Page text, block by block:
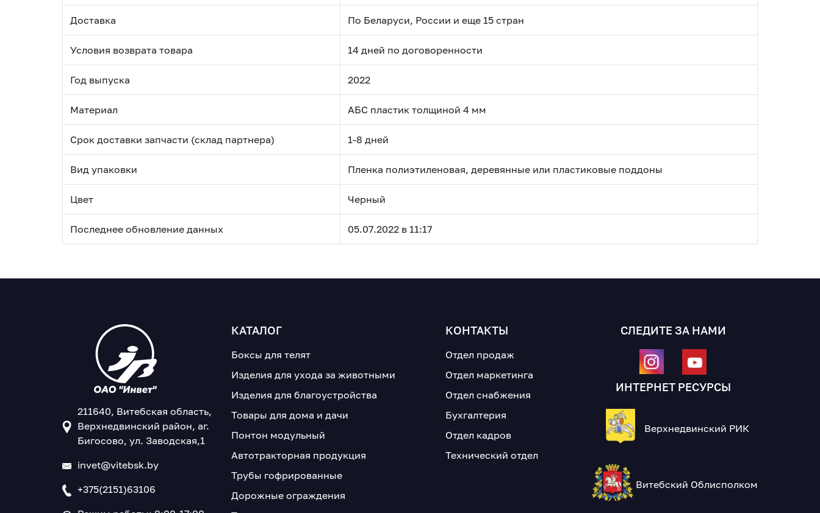
Доставка По Беларуси, России и еще 15 стран
Условия возврата товара 14 дней по договоренности
Год выпуска 2022
Материал АБС пластик толщиной 4 мм
Срок доставки запчасти (склад партнера) 1-8 дней
Вид упаковки Пленка полиэтиленовая, деревянные или пластиковые поддоны
Цвет Черный
Последнее обновление данных 05.07.2022 в 11:17
211640, Витебская область,
Верхнедвинский район, аг.
Бигосово, ул. Заводская,1
invet@vitebsk.by
+375(2151)63106
КАТАЛОГ
Боксы для телят
Изделия для ухода за животными
Изделия для благоустройства
Товары для дома и дачи
Понтон модульный
Автотракторная продукция
Трубы гофрированные
Дорожные ограждения
КОНТАКТЫ
Отдел продаж
Отдел маркетинга
Отдел снабжения
Бухгалтерия
Отдел кадров
Технический отдел
СЛЕДИТЕ ЗА НАМИ
ИНТЕРНЕТ РЕСУРСЫ
Верхнедвинский РИК
Витебский Облисполком